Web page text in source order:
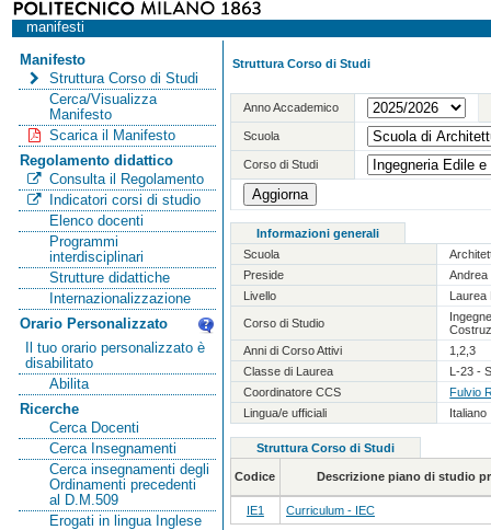
manifesti
Manifesto
Struttura Corso di Studi
Cerca/Visualizza
Manifesto
Scarica il Manifesto
Regolamento didattico
Consulta il Regolamento
Indicatori corsi di studio
Elenco docenti
Programmi
interdisciplinari
Strutture didattiche
Internazionalizzazione
Orario Personalizzato
Il tuo orario personalizzato è
disabilitato
Abilita
Ricerche
Cerca Docenti
Cerca Insegnamenti
Cerca insegnamenti degli
Ordinamenti precedenti
al D.M.509
Erogati in lingua Inglese
Struttura Corso di Studi
Anno Accademico
Scuola
Corso di Studi
Informazioni generali
Scuola
Preside
Andrea
Livello
Laurea
Corso di Studio
Anni di Corso Attivi
1,2,3
Classe di Laurea
L-23 -
Coordinatore CCS
Fulvio
Lingua/e ufficiali
Italiano
Struttura Corso di Studi
Codice Descrizione piano di studio
IE1 Curriculum - IEC